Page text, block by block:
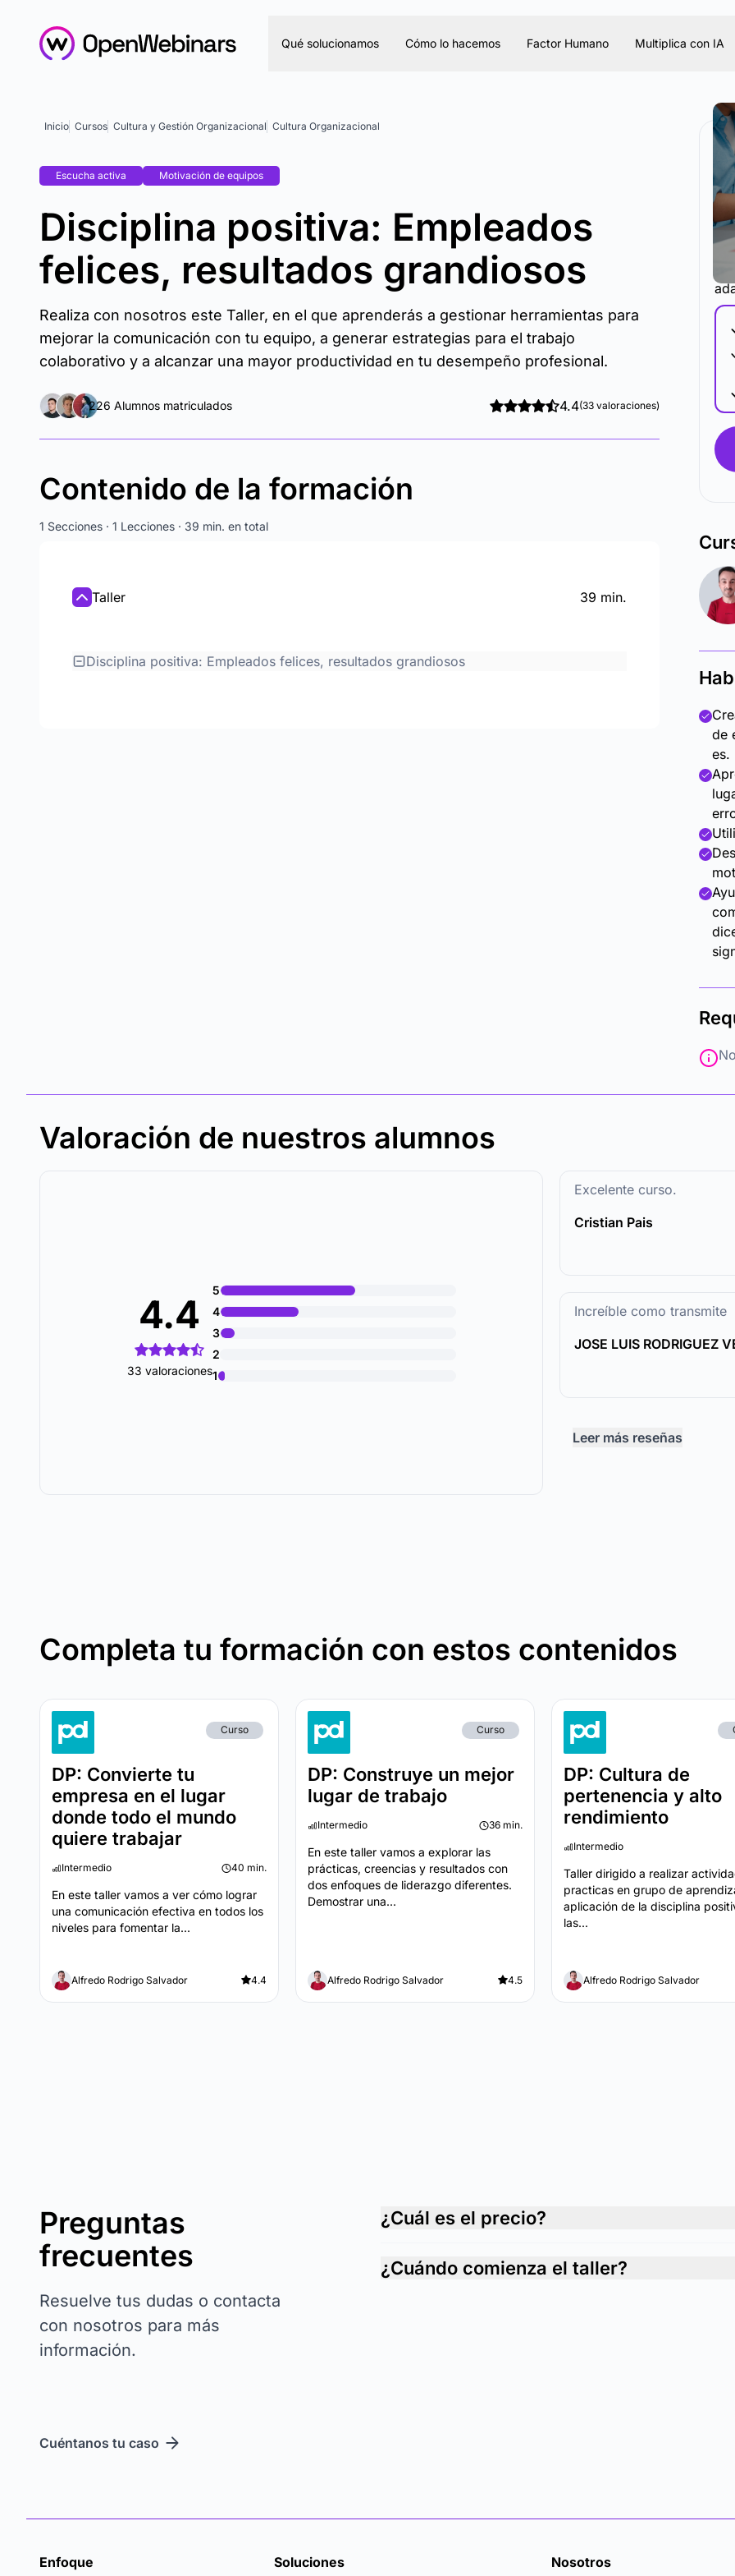
Qué solucionamos Cómo lo hacemos Factor Humano Multiplica con IA
Inicio Cursos Cultura y Gestión Organizacional Cultura Organizacional
Escucha activa Motivación de equipos
Disciplina positiva: Empleados
felices, resultados grandiosos
Realiza con nosotros este Taller, en el que aprenderás a gestionar herramientas para
mejorar la comunicación con tu equipo, a generar estrategias para el trabajo
colaborativo y a alcanzar una mayor productividad en tu desempeño profesional.
226 Alumnos matriculados 4.4(33 valoraciones)
Contenido de la formación
1 Secciones · 1 Lecciones · 39 min. en total
Taller 39 min.
Disciplina positiva: Empleados felices, resultados grandiosos
de
es.
Valoración de nuestros alumnos
4.4
33 valoraciones
5
4
3
2
1
Excelente curso.
Cristian Pais
Increíble como transmite
JOSE LUIS RODRIGUEZ
Leer más reseñas
Completa tu formación con estos contenidos
Curso
DP: Convierte tu
empresa en el lugar
donde todo el mundo
quiere trabajar
Intermedio 40 min.
En este taller vamos a ver cómo lograr
una comunicación efectiva en todos los
niveles para fomentar la...
Alfredo Rodrigo Salvador 4.4
Curso
DP: Construye un mejor
lugar de trabajo
Intermedio 36 min.
En este taller vamos a explorar las
prácticas, creencias y resultados con
dos enfoques de liderazgo diferentes.
Demostrar una...
Alfredo Rodrigo Salvador 4.5
DP: Cultura de
pertenencia y alto
rendimiento
Intermedio
Taller dirigido a realizar
practicas en grupo de
aplicación de la disciplina
las...
Alfredo Rodrigo Salvador
Preguntas
frecuentes
Resuelve tus dudas o contacta
con nosotros para más
información.
Cuéntanos tu caso
¿Cuál es el precio?
¿Cuándo comienza el taller?
Enfoque Soluciones Nosotros